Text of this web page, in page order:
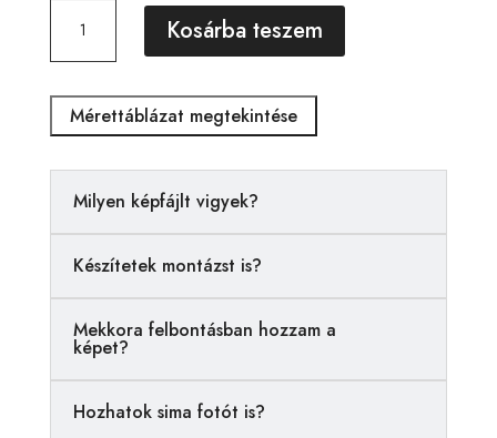
00163
Kosárba teszem
A
n
Mérettáblázat megtekintése
Milyen képfájlt vigyek?
Készítetek montázst is?
Mekkora felbontásban hozzam a
képet?
Hozhatok sima fotót is?